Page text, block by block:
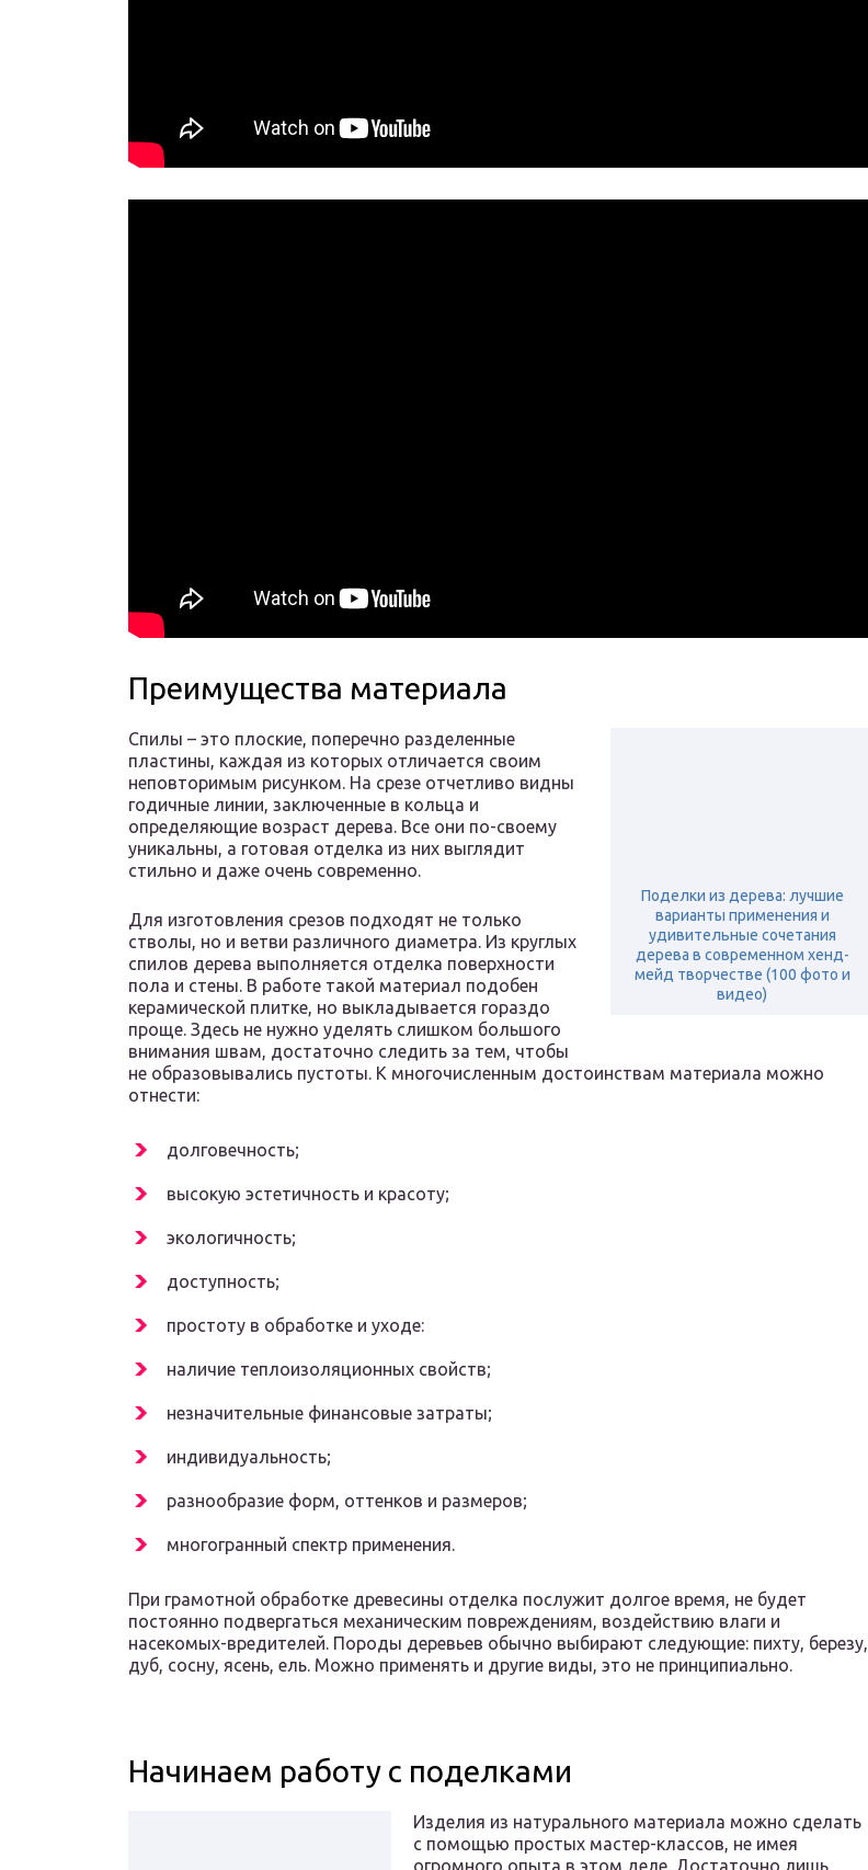
Преимущества материала
Поделки из дерева: лучшие
варианты применения и
удивительные сочетания
дерева в современном хенд-
мейд творчестве (100 фото и
видео)
Спилы – это плоские, поперечно разделенные
пластины, каждая из которых отличается своим
неповторимым рисунком. На срезе отчетливо видны
годичные линии, заключенные в кольца и
определяющие возраст дерева. Все они по-своему
уникальны, а готовая отделка из них выглядит
стильно и даже очень современно.
Для изготовления срезов подходят не только
стволы, но и ветви различного диаметра. Из круглых
спилов дерева выполняется отделка поверхности
пола и стены. В работе такой материал подобен
керамической плитке, но выкладывается гораздо
проще. Здесь не нужно уделять слишком большого
внимания швам, достаточно следить за тем, чтобы
не образовывались пустоты. К многочисленным достоинствам материала можно
отнести:
долговечность;
высокую эстетичность и красоту;
экологичность;
доступность;
простоту в обработке и уходе:
наличие теплоизоляционных свойств;
незначительные финансовые затраты;
индивидуальность;
разнообразие форм, оттенков и размеров;
многогранный спектр применения.
При грамотной обработке древесины отделка послужит долгое время, не будет
постоянно подвергаться механическим повреждениям, воздействию влаги и
насекомых-вредителей. Породы деревьев обычно выбирают следующие: пихту, березу,
дуб, сосну, ясень, ель. Можно применять и другие виды, это не принципиально.
Начинаем работу с поделками
Изделия из натурального материала можно сделать
с помощью простых мастер-классов, не имея
огромного опыта в этом деле. Достаточно лишь